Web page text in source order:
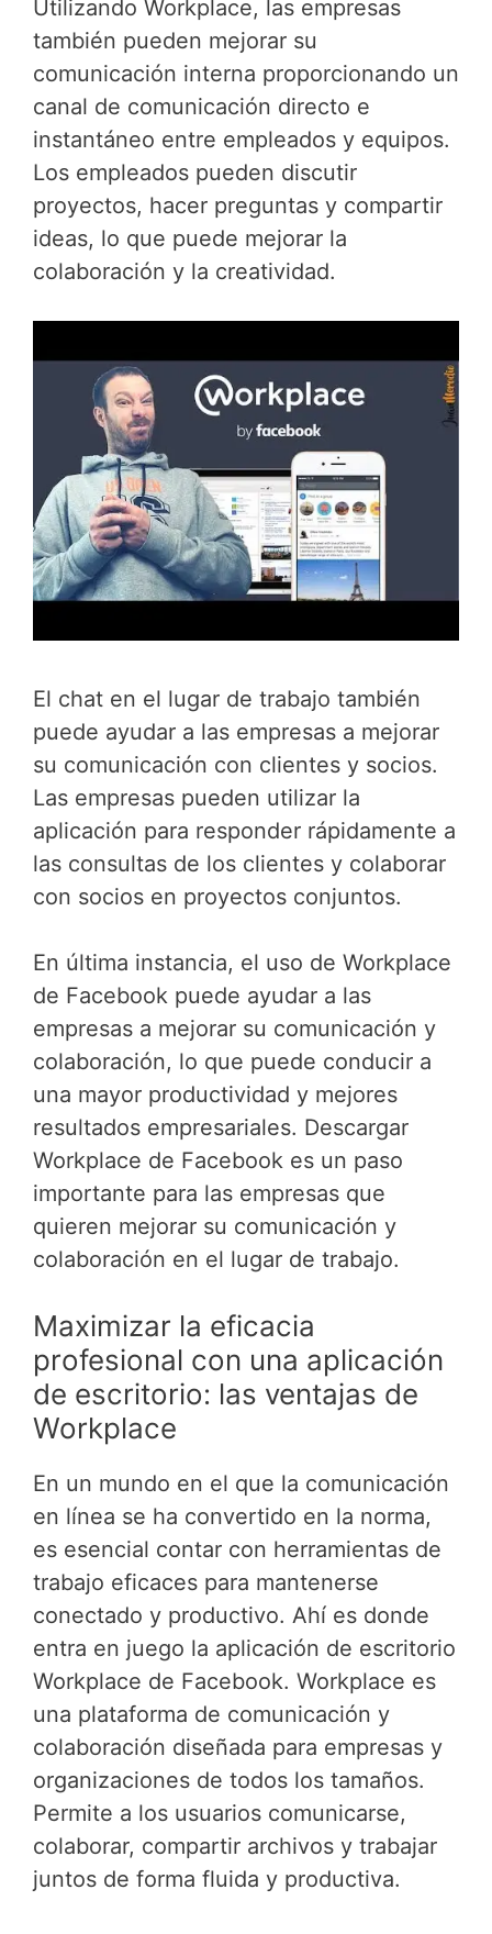
Utilizando Workplace, las empresas
también pueden mejorar su
comunicación interna proporcionando un
canal de comunicación directo e
instantáneo entre empleados y equipos.
Los empleados pueden discutir
proyectos, hacer preguntas y compartir
ideas, lo que puede mejorar la
colaboración y la creatividad.
El chat en el lugar de trabajo también
puede ayudar a las empresas a mejorar
su comunicación con clientes y socios.
Las empresas pueden utilizar la
aplicación para responder rápidamente a
las consultas de los clientes y colaborar
con socios en proyectos conjuntos.
En última instancia, el uso de Workplace
de Facebook puede ayudar a las
empresas a mejorar su comunicación y
colaboración, lo que puede conducir a
una mayor productividad y mejores
resultados empresariales. Descargar
Workplace de Facebook es un paso
importante para las empresas que
quieren mejorar su comunicación y
colaboración en el lugar de trabajo.
Maximizar la eficacia
profesional con una aplicación
de escritorio: las ventajas de
Workplace
En un mundo en el que la comunicación
en línea se ha convertido en la norma,
es esencial contar con herramientas de
trabajo eficaces para mantenerse
conectado y productivo. Ahí es donde
entra en juego la aplicación de escritorio
Workplace de Facebook. Workplace es
una plataforma de comunicación y
colaboración diseñada para empresas y
organizaciones de todos los tamaños.
Permite a los usuarios comunicarse,
colaborar, compartir archivos y trabajar
juntos de forma fluida y productiva.